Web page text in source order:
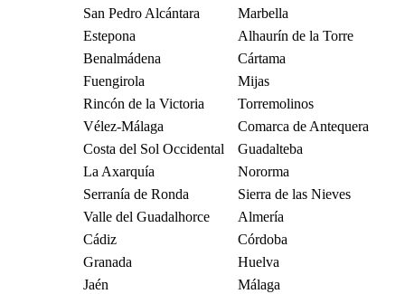
San Pedro Alcántara
Marbella
Estepona
Alhaurín de la Torre
Benalmádena
Cártama
Fuengirola
Mijas
Rincón de la Victoria
Torremolinos
Vélez-Málaga
Comarca de Antequera
Costa del Sol Occidental
Guadalteba
La Axarquía
Nororma
Serranía de Ronda
Sierra de las Nieves
Valle del Guadalhorce
Almería
Cádiz
Córdoba
Granada
Huelva
Jaén
Málaga